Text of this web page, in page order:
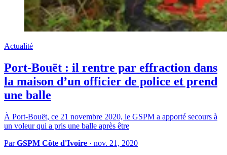
Actualité
Port-Bouët : il rentre par effraction dans
la maison d’un officier de police et prend
une balle
À Port-Bouët, ce 21 novembre 2020, le GSPM a apporté secours à
un voleur qui a pris une balle après être
ParGSPM Côte d'Ivoire · nov. 21, 2020